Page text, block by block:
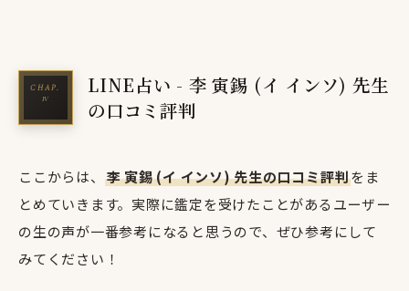
LINE占い - 李 寅錫 (イ インソ) 先生
の口コミ評判
ここからは、 李 寅錫 (イ インソ) 先生の口コミ評判をま
とめていきます。実際に鑑定を受けたことがあるユーザー
の生の声が一番参考になると思うので、ぜひ参考にして
みてください！